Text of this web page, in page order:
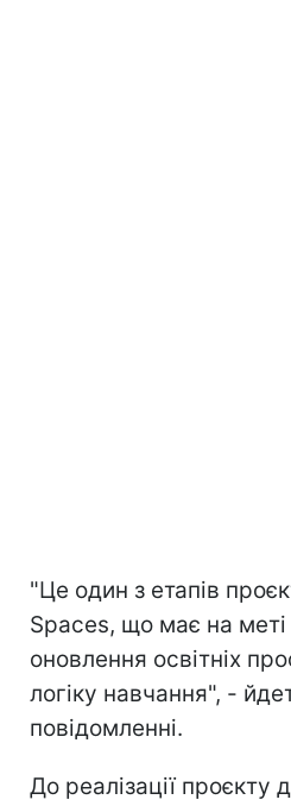
"Це один з етапів
Spaces, що має на
оновлення освітніх
логіку навчання", -
повідомленні.
До реалізації проєкту